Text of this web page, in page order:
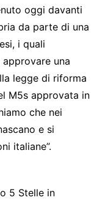
oggi davanti
da parte di una
i quali
una
legge di riforma
M5s approvata in
che nei
e si
italiane”.
5 Stelle in